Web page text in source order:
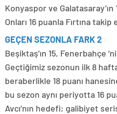
Konyaspor ve Galatasaray’ın
Onları 16 puanla Fırtına takip
GEÇEN SEZONLA FARK 2
Beşiktaş’ın 15, Fenerbahçe
Geçtiğimiz sezonun ilk 8
beraberlikle 18 puanı
bu sezon aynı periyotta 16
Avcı’nın hedefi; galibiyet